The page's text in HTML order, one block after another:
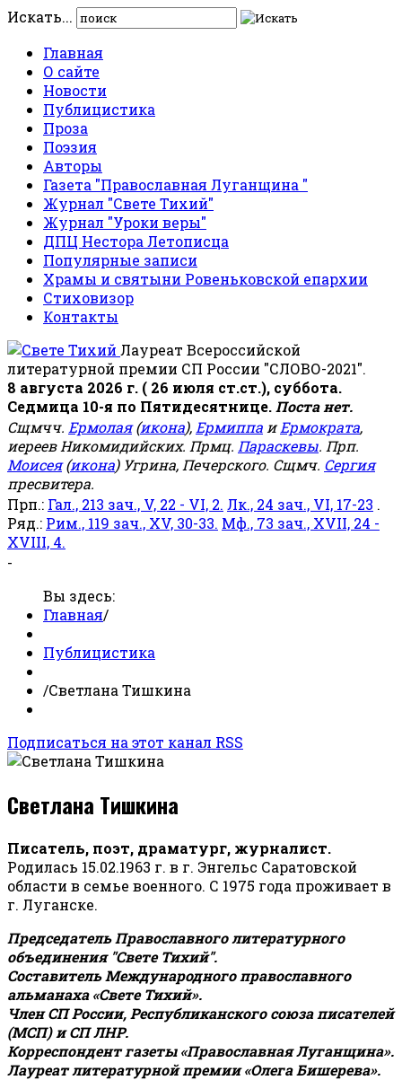
Искать...
Главная
О сайте
Новости
Публицистика
Проза
Поэзия
Авторы
Газета "Православная Луганщина "
Журнал "Свете Тихий"
Журнал "Уроки веры"
ДПЦ Нестора Летописца
Популярные записи
Храмы и святыни Ровеньковской епархии
Стиховизор
Контакты
Лауреат Всероссийской
литературной премии СП России "СЛОВО-2021".
8 августа 2026 г. ( 26 июля ст.ст.), суббота.
Седмица 10-я по Пятидесятнице. Поста нет.
Сщмчч. Ермолая(икона), Ермиппа иЕрмократа,
иереев Никомидийских. Прмц. Параскевы. Прп.
Моисея(икона) Угрина, Печерского. Сщмч. Сергия
пресвитера.
Прп.: Гал., 213 зач., V, 22 - VI, 2. Лк., 24 зач., VI, 17-23 .
Ряд.: Рим., 119 зач., XV, 30-33. Мф., 73 зач., XVII, 24 -
XVIII, 4.
-
Вы здесь:
Главная/
Публицистика
/Светлана Тишкина
Подписаться на этот канал RSS
Светлана Тишкина
Писатель, поэт, драматург, журналист.
Родилась 15.02.1963 г. в г. Энгельс Саратовской
области в семье военного. С 1975 года проживает в
г. Луганске.
Председатель Православного литературного
объединения "Свете Тихий".
Составитель Международного православного
альманаха «Свете Тихий».
Член СП России, Республиканского союза писателей
(МСП) и СП ЛНР.
Корреспондент газеты «Православная Луганщина».
Лауреат литературной премии «Олега Бишерева».